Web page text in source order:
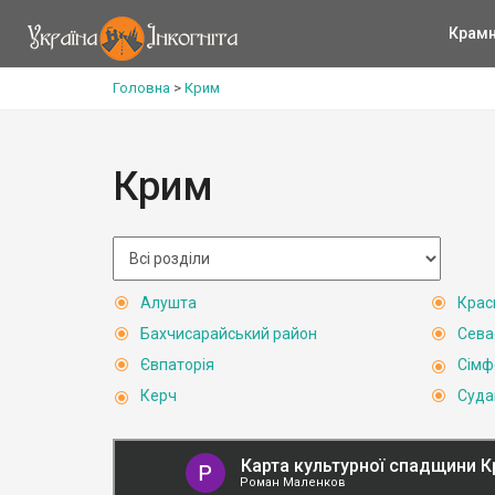
Головна > Крим
Крим
Алушта
Бахчисарайський район
Євпаторія
Керч